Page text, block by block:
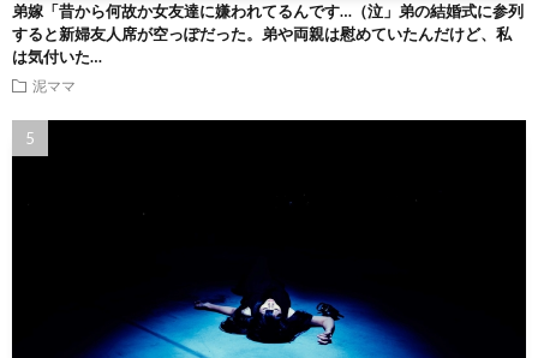
弟嫁「昔から何故か女友達に嫌われてるんです…（泣」弟の結婚式に参列
すると新婦友人席が空っぽだった。弟や両親は慰めていたんだけど、私
は気付いた…
泥ママ